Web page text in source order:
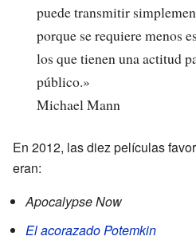
puede transmitir
porque se requiere menos
los que tienen una actitud
público.»
Michael Mann
En 2012, las diez películas
eran:
Apocalypse Now
El acorazado Potemkin